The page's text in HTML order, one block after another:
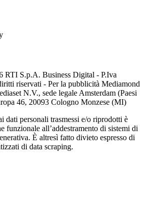
RTI S.p.A. Business Digital - P.Iva
riservati - Per la pubblicità Mediamond
N.V., sede legale Amsterdam (Paesi
46, 20093 Cologno Monzese (MI)
dati personali trasmessi e/o riprodotti è
funzionale all’addestramento di sistemi di
È altresì fatto divieto espresso di
di data scraping.